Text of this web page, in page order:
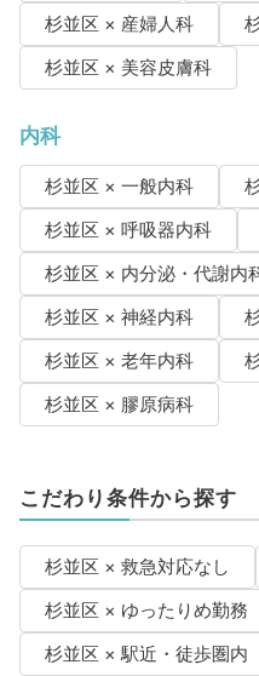
杉並区 × 産婦人科
杉並区 × 美容皮膚科
内科
杉並区 × 一般内科
杉並区 × 呼吸器内科
杉並区 × 内分泌・代謝内
杉並区 × 神経内科
杉並区 × 老年内科
杉並区 × 膠原病科
こだわり条件から探す
杉並区 × 救急対応なし
杉並区 × ゆったりめ勤務
杉並区 × 駅近・徒歩圏内